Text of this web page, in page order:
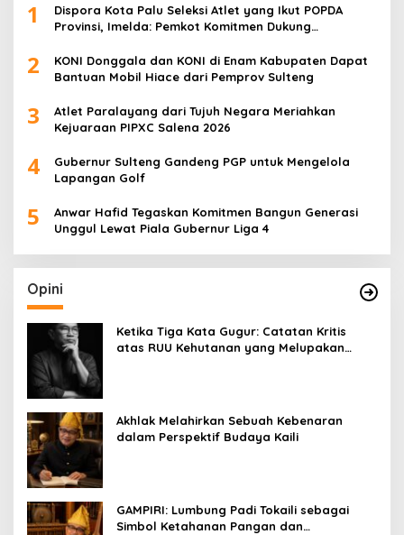
1
Dispora Kota Palu Seleksi Atlet yang Ikut POPDA
Provinsi, Imelda: Pemkot Komitmen Dukung
2
KONI Donggala dan KONI di Enam Kabupaten Dapat
Bantuan Mobil Hiace dari Pemprov Sulteng
3
Atlet Paralayang dari Tujuh Negara Meriahkan
Kejuaraan PIPXC Salena 2026
4
Gubernur Sulteng Gandeng PGP untuk Mengelola
Lapangan Golf
5
Anwar Hafid Tegaskan Komitmen Bangun Generasi
Unggul Lewat Piala Gubernur Liga 4
Opini
Ketika Tiga Kata Gugur: Catatan Kritis
atas RUU Kehutanan yang Melupakan
Akhlak Melahirkan Sebuah Kebenaran
dalam Perspektif Budaya Kaili
GAMPIRI: Lumbung Padi Tokaili sebagai
Simbol Ketahanan Pangan dan